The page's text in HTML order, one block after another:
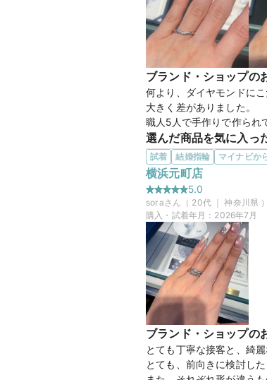
ブランド・ショップの
何より、ダイヤモンドに
大きく差がありました。
職人5人で手作りで作られ
選んだ商品を気に入っ
Vラインの指輪でダイヤが
男性の指輪もとてもシン
価格帯 25万円
マイナビ限定 来店特典
この店舗のおすすめ
条件クリアで最大
試着 結婚指輪 マイナビか
横浜元町店
5.0
soraさん（ 20代 ｜神奈川県 ）
購入・試着年月： 2026年7月
ブランド・ショップの
とても丁寧な接客と、綺
とても、前向きに検討し